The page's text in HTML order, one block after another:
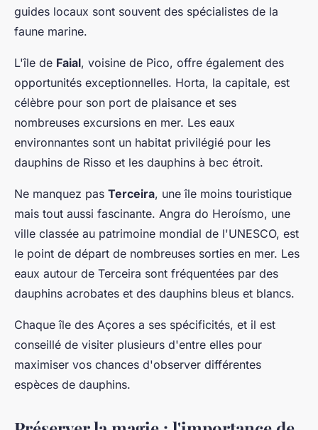
guides locaux sont souvent des spécialistes de la
faune marine.
L'île de Faial, voisine de Pico, offre également des
opportunités exceptionnelles. Horta, la capitale, est
célèbre pour son port de plaisance et ses
nombreuses excursions en mer. Les eaux
environnantes sont un habitat privilégié pour les
dauphins de Risso et les dauphins à bec étroit.
Ne manquez pas Terceira, une île moins touristique
mais tout aussi fascinante. Angra do Heroísmo, une
ville classée au patrimoine mondial de l'UNESCO, est
le point de départ de nombreuses sorties en mer. Les
eaux autour de Terceira sont fréquentées par des
dauphins acrobates et des dauphins bleus et blancs.
Chaque île des Açores a ses spécificités, et il est
conseillé de visiter plusieurs d'entre elles pour
maximiser vos chances d'observer différentes
espèces de dauphins.